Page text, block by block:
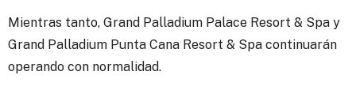
Mientras tanto, Grand Palladium Palace Resort & Spa y
Grand Palladium Punta Cana Resort & Spa continuarán
operando con normalidad.